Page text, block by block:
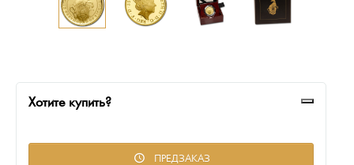
Русская нумизматика
Монеты и жетоны из недрагоценных металлов
Книги по нумизматике
Хотите купить?
ПРЕДЗАКАЗ